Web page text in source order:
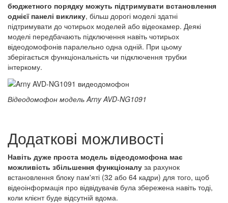
бюджетного порядку можуть підтримувати встановлення
однієї панелі виклику, більш дорогі моделі здатні
підтримувати до чотирьох моделей або відеокамер. Деякі
моделі передбачають підключення навіть чотирьох
відеодомофонів паралельно одна одній. При цьому
зберігається функціональність чи підключення трубки
інтеркому.
Відеодомофон модель Arny AVD-NG1091
Додаткові можливості
Навіть дуже проста модель відеодомофона має
можливість збільшення функціоналу за рахунок
встановлення блоку пам'яті (32 або 64 кадри) для того, щоб
відеоінформація про відвідувачів була збережена навіть тоді,
коли клієнт буде відсутній вдома.